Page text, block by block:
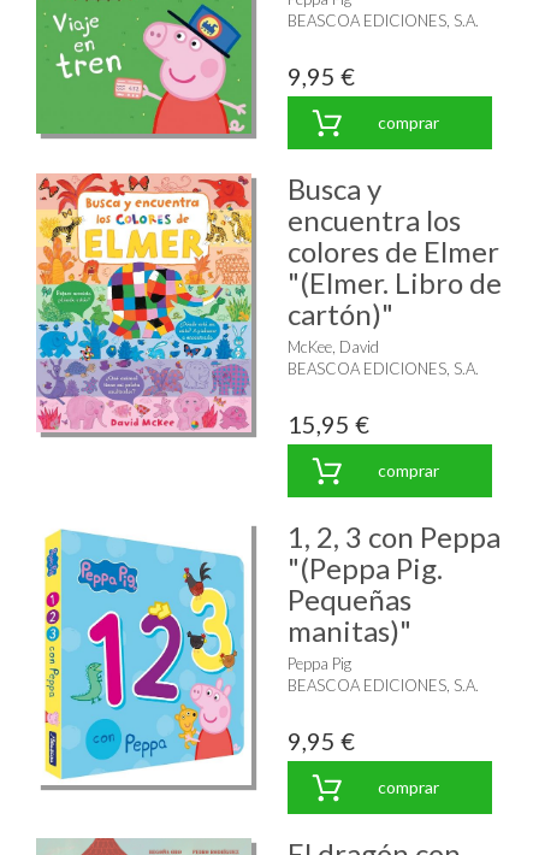
BEASCOA EDICIONES, S.A.
9,95 €
comprar
Busca y
encuentra los
colores de Elmer
"(Elmer. Libro de
cartón)"
McKee, David
BEASCOA EDICIONES, S.A.
15,95 €
comprar
1, 2, 3 con Peppa
"(Peppa Pig.
Pequeñas
manitas)"
Peppa Pig
BEASCOA EDICIONES, S.A.
9,95 €
comprar